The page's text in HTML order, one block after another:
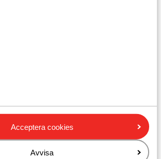
Acceptera cookies
Avvisa
din mobiltelefon i Portugal. Vi